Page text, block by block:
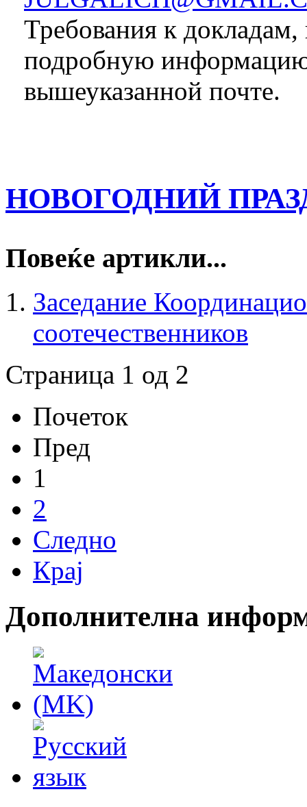
Требования к
подробную
вышеуказанной почте.
НОВОГОДНИЙ
Повеќе артикли...
Заседание
соотечественников
Страница 1 од 2
Почеток
Пред
1
2
Следно
Крај
Дополнителна